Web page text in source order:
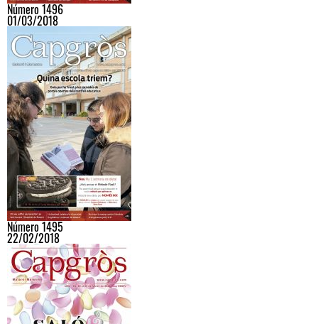
Número 1496
01/03/2018
Número 1495
22/02/2018